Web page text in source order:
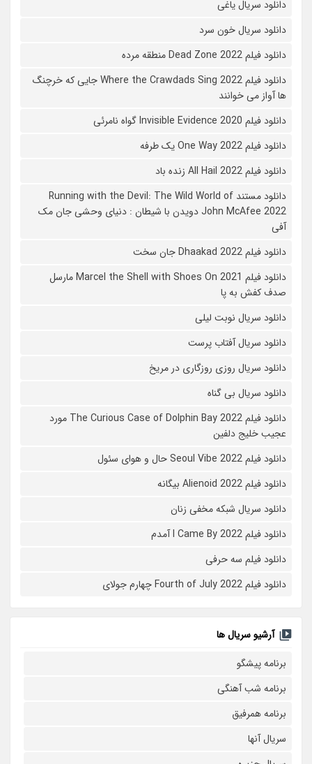
دانلود سریال یاغی
دانلود سریال خون سرد
دانلود فیلم 2022 Dead Zone منطقه مرده
دانلود فیلم Where the Crawdads Sing 2022 جایی که خرچنگ
ها آواز می خوانند
دانلود فیلم 2020 Invisible Evidence گواه نامرئی
دانلود فیلم One Way 2022 یک طرفه
دانلود فیلم All Hail 2022 زنده باد
دانلود مستند Running with the Devil: The Wild World of
John McAfee 2022 دویدن با شیطان : دنیای وحشی جان مک
آفی
دانلود فیلم Dhaakad 2022 جان سخت
دانلود فیلم Marcel the Shell with Shoes On 2021 مارسل
صدف کفش به پا
دانلود سریال نوبت لیلی
دانلود سریال آفتاب پرست
دانلود سریال روزی روزگاری در مریخ
دانلود سریال بی گناه
دانلود فیلم The Curious Case of Dolphin Bay 2022 مورد
عجیب خلیج دلفین
دانلود فیلم Seoul Vibe 2022 حال و هوای سئول
دانلود فیلم Alienoid 2022 بیگانه
دانلود سریال شبکه مخفی زنان
دانلود فیلم I Came By 2022 آمدم
دانلود فیلم سه حرفی
دانلود فیلم Fourth of July 2022 چهارم جولای
آرشیو سریال ها
برنامه پیشگو
برنامه شب آهنگی
برنامه همرفیق
سریال آنها